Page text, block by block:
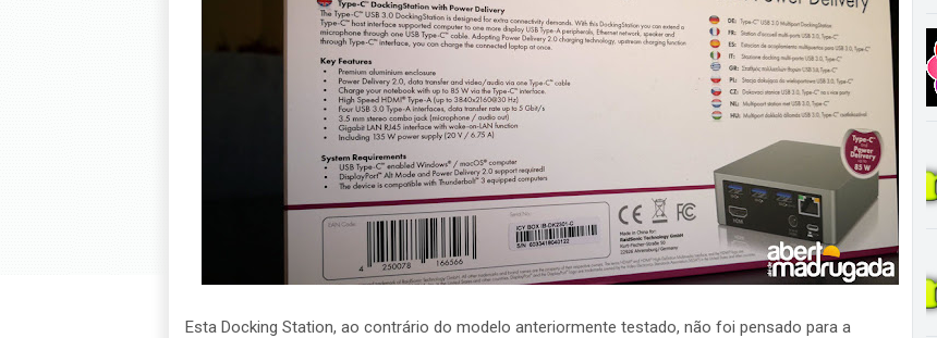
Esta Docking Station, ao contrário do modelo anteriormente testado, não foi pensado para a